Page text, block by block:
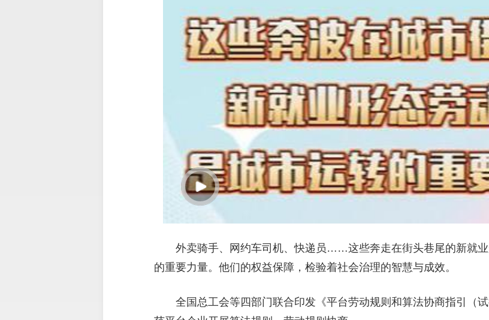
外卖骑手、网约车司机、快递员……这些奔走在街头巷尾的新就
的重要力量。他们的权益保障，检验着社会治理的智慧与成效。
全国总工会等四部门联合印发《平台劳动规则和算法协商指引（